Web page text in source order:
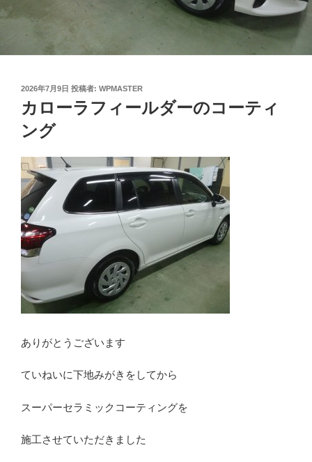
投
日:
2026年7月9日 投稿者: WPMASTER
カローラフィールダーのコーティ
ング
ありがとうございます
ていねいに下地みがきをしてから
スーパーセラミックコーティングを
施工させていただきました